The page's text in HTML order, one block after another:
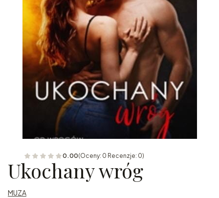
0.00(Oceny: 0 Recenzje: 0)
Ukochany wróg
MUZA